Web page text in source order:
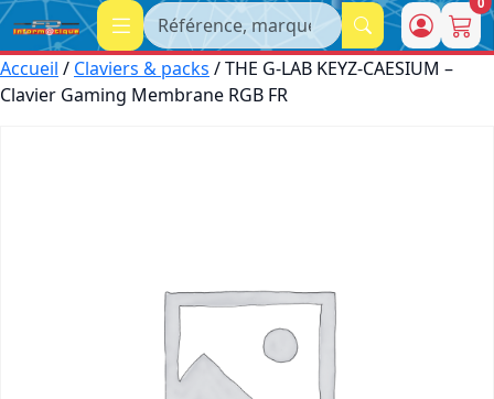
Recherche
Accueil / Claviers & packs / THE G-LAB KEYZ-CAESIUM –
Clavier Gaming Membrane RGB FR